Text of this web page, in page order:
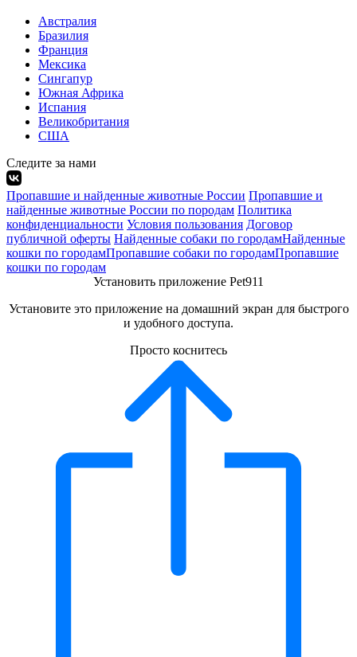
Австралия
Бразилия
Франция
Мексика
Сингапур
Южная Африка
Испания
Великобритания
США
Следите за нами
Пропавшие и найденные животные России Пропавшие и
найденные животные России по породам Политика
конфиденциальности Условия пользования Договор
публичной оферты Найденные собаки по городамНайденные
кошки по городамПропавшие собаки по городамПропавшие
кошки по городам
Установить приложение Pet911
Установите это приложение на домашний экран для быстрого
и удобного доступа.
Просто коснитесь